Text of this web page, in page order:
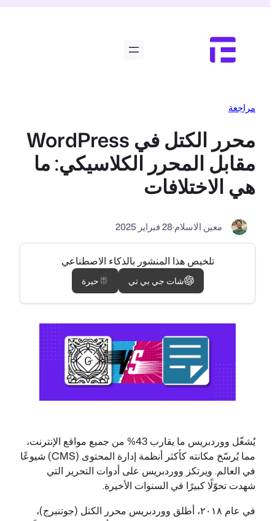
مراجعة
محرر الكتل في WordPress
مقابل المحرر الكلاسيكي: ما
هي الاختلافات
معين الاسلام·28 فبراير 2025
تلخيص هذا المنشور بالذكاء الاصطناعي
شات جي بي تي حيرة
يُشغّل ووردبريس ما يقارب 43% من جميع مواقع الإنترنت،
مما يُرسّخ مكانته كأكثر أنظمة إدارة المحتوى (CMS) شيوعًا
في العالم. ويرتكز ووردبريس على أدوات التحرير التي
شهدت تحوّلًا كبيرًا في السنوات الأخيرة.
في عام ٢٠١٨، أطلق ووردبريس محرر الكتل (جوتنبرج)،